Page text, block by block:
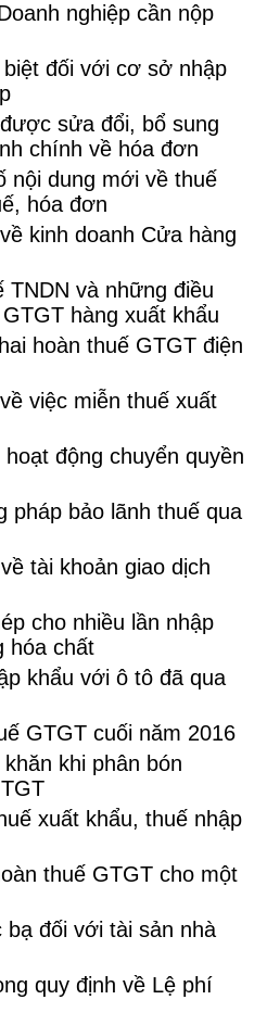
nghiệp cần nộp
đối với cơ sở nhập
sửa đổi, bổ sung
chính về hóa đơn
nội dung mới về thuế
hóa đơn
kinh doanh Cửa hàng
TNDN và những điều
hàng xuất khẩu
hoàn thuế GTGT điện
việc miễn thuế xuất
động chuyển quyền
pháp bảo lãnh thuế qua
tài khoản giao dịch
cho nhiều lần nhập
hóa chất
khẩu với ô tô đã qua
GTGT cuối năm 2016
khi phân bón
xuất khẩu, thuế nhập
thuế GTGT cho một
đối với tài sản nhà
quy định về Lệ phí